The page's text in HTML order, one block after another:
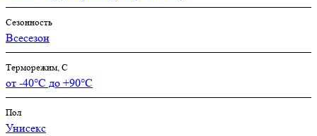
Сезонность
Всесезон
Терморежим, C
от -40°С до +90°С
Пол
Унисекс